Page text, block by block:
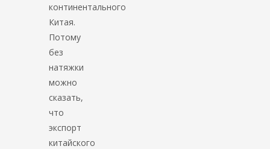
континентального
Китая.
Потому
без
натяжки
можно
сказать,
что
экспорт
китайского